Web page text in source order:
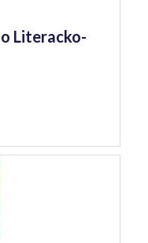
Literacko-